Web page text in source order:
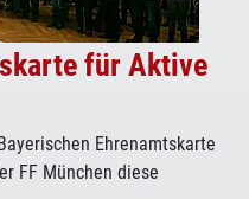
für Aktive
Ehrenamtskarte
FF München diese